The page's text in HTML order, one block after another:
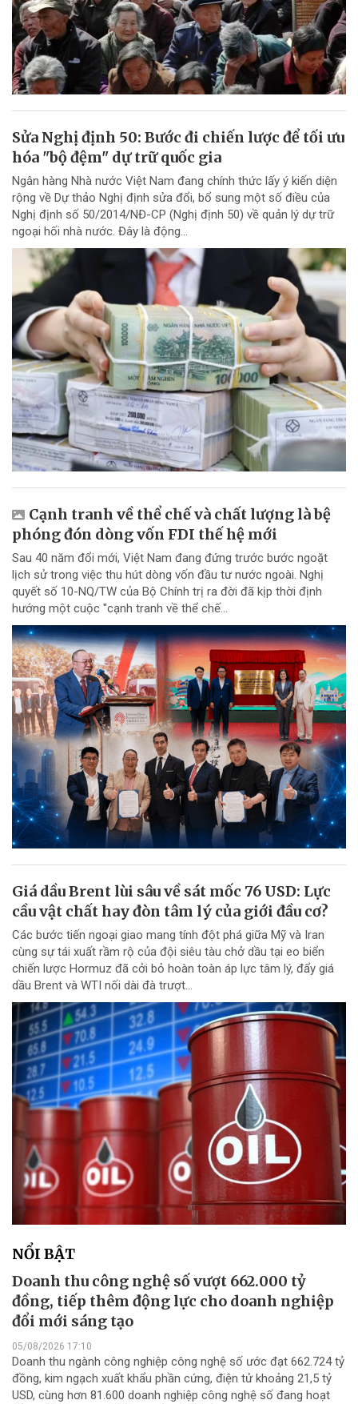
Sửa Nghị định 50: Bước đi chiến lược để tối ưu
hóa "bộ đệm" dự trữ quốc gia
Ngân hàng Nhà nước Việt Nam đang chính thức lấy ý kiến diện
rộng về Dự thảo Nghị định sửa đổi, bổ sung một số điều của
Nghị định số 50/2014/NĐ-CP (Nghị định 50) về quản lý dự trữ
ngoại hối nhà nước. Đây là động...
Cạnh tranh về thể chế và chất lượng là bệ
phóng đón dòng vốn FDI thế hệ mới
Sau 40 năm đổi mới, Việt Nam đang đứng trước bước ngoặt
lịch sử trong việc thu hút dòng vốn đầu tư nước ngoài. Nghị
quyết số 10-NQ/TW của Bộ Chính trị ra đời đã kịp thời định
hướng một cuộc "cạnh tranh về thể chế...
Giá dầu Brent lùi sâu về sát mốc 76 USD: Lực
cầu vật chất hay đòn tâm lý của giới đầu cơ?
Các bước tiến ngoại giao mang tính đột phá giữa Mỹ và Iran
cùng sự tái xuất rầm rộ của đội siêu tàu chở dầu tại eo biển
chiến lược Hormuz đã cởi bỏ hoàn toàn áp lực tâm lý, đẩy giá
dầu Brent và WTI nối dài đà trượt...
NỔI BẬT
Doanh thu công nghệ số vượt 662.000 tỷ
đồng, tiếp thêm động lực cho doanh nghiệp
đổi mới sáng tạo
05/08/2026 17:10
Doanh thu ngành công nghiệp công nghệ số ước đạt 662.724 tỷ
đồng, kim ngạch xuất khẩu phần cứng, điện tử khoảng 21,5 tỷ
USD, cùng hơn 81.600 doanh nghiệp công nghệ số đang hoạt